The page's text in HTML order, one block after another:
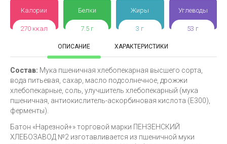
Калории
270 ккал
Белки
7.5 г
Жиры
3 г
Углеводы
53 г
ОПИСАНИЕ ХАРАКТЕРИСТИКИ
Состав: Мука пшеничная хлебопекарная высшего сорта,
вода питьевая, сахар, масло подсолнечное, дрожжи
хлебопекарные, соль, улучшитель хлебопекарный (мука
пшеничная, антиокислитель-аскорбиновая кислота (Е300),
ферменты).
Батон «Нарезной+» торговой марки ПЕНЗЕНСКИЙ
ХЛЕБОЗАВОД №2 изготавливается из пшеничной муки